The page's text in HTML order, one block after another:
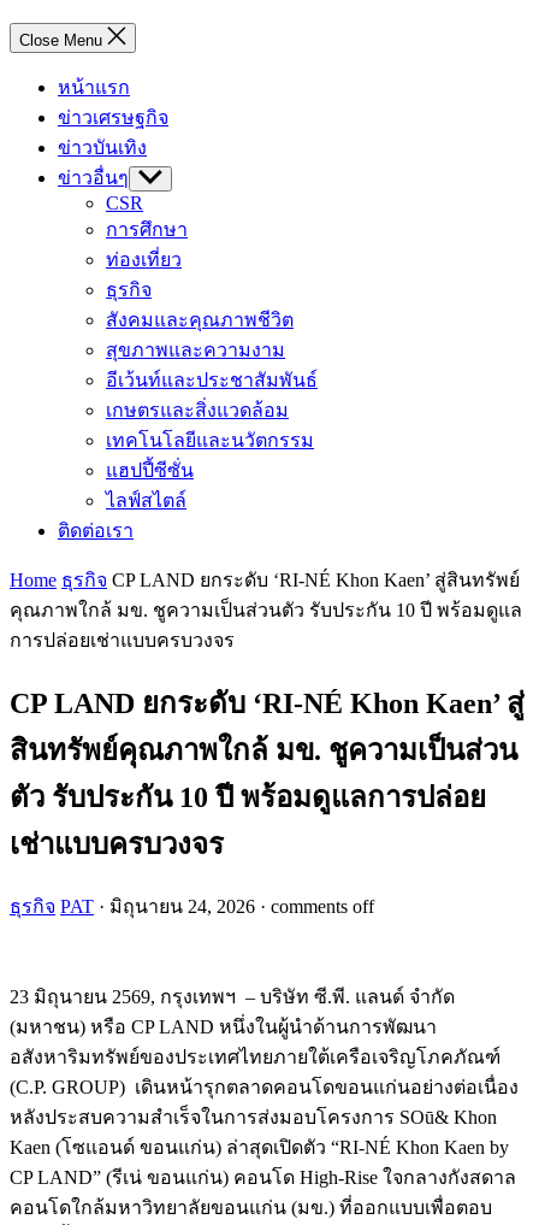
Close Menu
หน้าแรก
ข่าวเศรษฐกิจ
ข่าวบันเทิง
ข่าวอื่นๆ Show
sub
menu
CSR
การศึกษา
ท่องเที่ยว
ธุรกิจ
สังคมและคุณภาพชีวิต
สุขภาพและความงาม
อีเว้นท์และประชาสัมพันธ์
เกษตรและสิ่งแวดล้อม
เทคโนโลยีและนวัตกรรม
แฮปปี้ซีซั่น
ไลฟ์สไตล์
ติดต่อเรา
Home ธุรกิจ CP LAND ยกระดับ ‘RI-NÉ Khon Kaen’ สู่สินทรัพย์
คุณภาพใกล้ มข. ชูความเป็นส่วนตัว รับประกัน 10 ปี พร้อมดูแล
การปล่อยเช่าแบบครบวงจร
CP LAND ยกระดับ ‘RI-NÉ Khon Kaen’ สู่
สินทรัพย์คุณภาพใกล้ มข. ชูความเป็นส่วน
ตัว รับประกัน 10 ปี พร้อมดูแลการปล่อย
เช่าแบบครบวงจร
ธุรกิจ PAT · มิถุนายน 24, 2026 · comments off
23 มิถุนายน 2569, กรุงเทพฯ – บริษัท ซี.พี. แลนด์ จำกัด
(มหาชน) หรือ CP LAND หนึ่งในผู้นำด้านการพัฒนา
อสังหาริมทรัพย์ของประเทศไทยภายใต้เครือเจริญโภคภัณฑ์
(C.P. GROUP) เดินหน้ารุกตลาดคอนโดขอนแก่นอย่างต่อเนื่อง
หลังประสบความสำเร็จในการส่งมอบโครงการ SOū& Khon
Kaen (โซแอนด์ ขอนแก่น) ล่าสุดเปิดตัว “RI-NÉ Khon Kaen by
CP LAND” (รีเน่ ขอนแก่น) คอนโด High-Rise ใจกลางกังสดาล
คอนโดใกล้มหาวิทยาลัยขอนแก่น (มข.) ที่ออกแบบเพื่อตอบ